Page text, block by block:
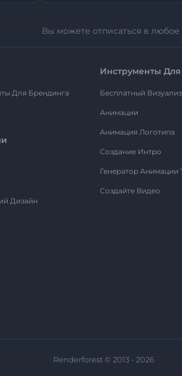
Вы можете отписаться в
Для Брендинга
Дизайн
Инструменты
Бесплатный
Анимации
Анимация Логотипа
Создание Интро
Генератор Анимации
Создайте Видео
Renderforest © 2013 - 2026